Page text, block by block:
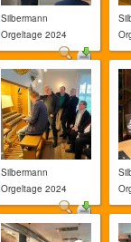
Silbermann
Orgeltage 2024
Silbermann
Orgeltage 2024